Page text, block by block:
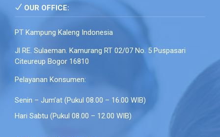
OUR OFFICE:
PT Kampung Kaleng Indonesia
Jl RE. Sulaeman. Kamurang RT 02/07 No. 5 Puspasari
Citeureup Bogor 16810
Pelayanan Konsumen:
Senin – Jum’at (Pukul 08.00 – 16.00 WIB)
Hari Sabtu (Pukul 08.00 – 12.00 WIB)